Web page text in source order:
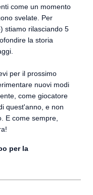
come un momento
svelate. Per
stiamo rilasciando 5
la storia
per il prossimo
nuovi modi
come giocatore
quest'anno, e non
E come sempre,
per la